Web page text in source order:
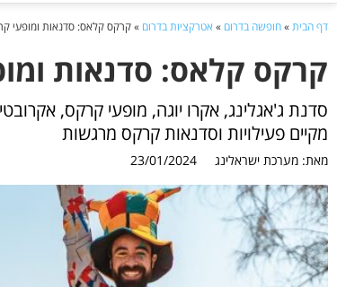
דף הבית»חופשה בדרום » אטרקציות בדרום »קרקס קלאס: סדנאות ומופעי
קרקס קלאס: סדנאות
סדנת ג'אגלינג, אקרו יוגה, מופעי קרקס,
מקיים פעילויות וסדנאות קרקס מרגשות
מאת: מערכת ישראלינג 23/01/2024